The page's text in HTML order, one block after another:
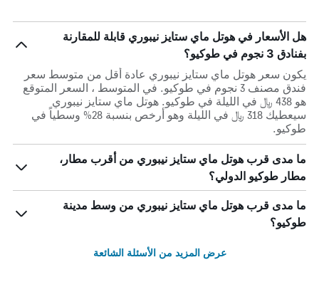
هل الأسعار في هوتل ماي ستايز نيبوري قابلة للمقارنة
بفنادق 3 نجوم في طوكيو؟
يكون سعر هوتل ماي ستايز نيبوري عادة أقل من متوسط ​​سعر
فندق مصنف 3 نجوم في طوكيو. في المتوسط ، السعر المتوقع
هو 438 ﷼ في الليلة في طوكيو. هوتل ماي ستايز نيبوري
سيعطيك 318 ﷼ في الليلة وهو أرخص بنسبة 28% وسطياً في
طوكيو.
ما مدى قرب هوتل ماي ستايز نيبوري من أقرب مطار،
مطار طوكيو الدولي؟
ما مدى قرب هوتل ماي ستايز نيبوري من وسط مدينة
طوكيو؟
عرض المزيد من الأسئلة الشائعة